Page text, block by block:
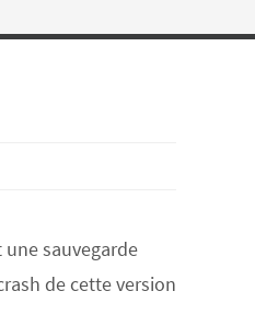
sauvegarde
de cette version